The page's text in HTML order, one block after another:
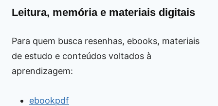
Leitura, memória e materiais digitais
Para quem busca resenhas, ebooks, materiais
de estudo e conteúdos voltados à
aprendizagem:
ebookpdf